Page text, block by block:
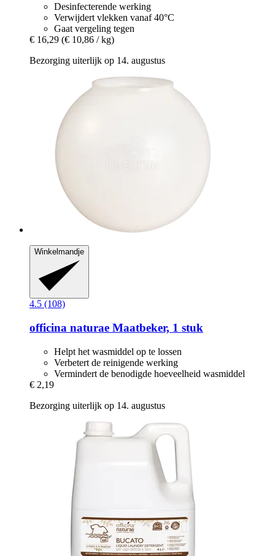
Desinfecterende werking
Verwijdert vlekken vanaf 40°C
Gaat vergeling tegen
€ 16,29 (€ 10,86 / kg)
Bezorging uiterlijk op 14. augustus
Winkelmandje
4.5 (108)
officina naturae Maatbeker, 1 stuk
Helpt het wasmiddel op te lossen
Verbetert de reinigende werking
Vermindert de benodigde hoeveelheid wasmiddel
€ 2,19
Bezorging uiterlijk op 14. augustus